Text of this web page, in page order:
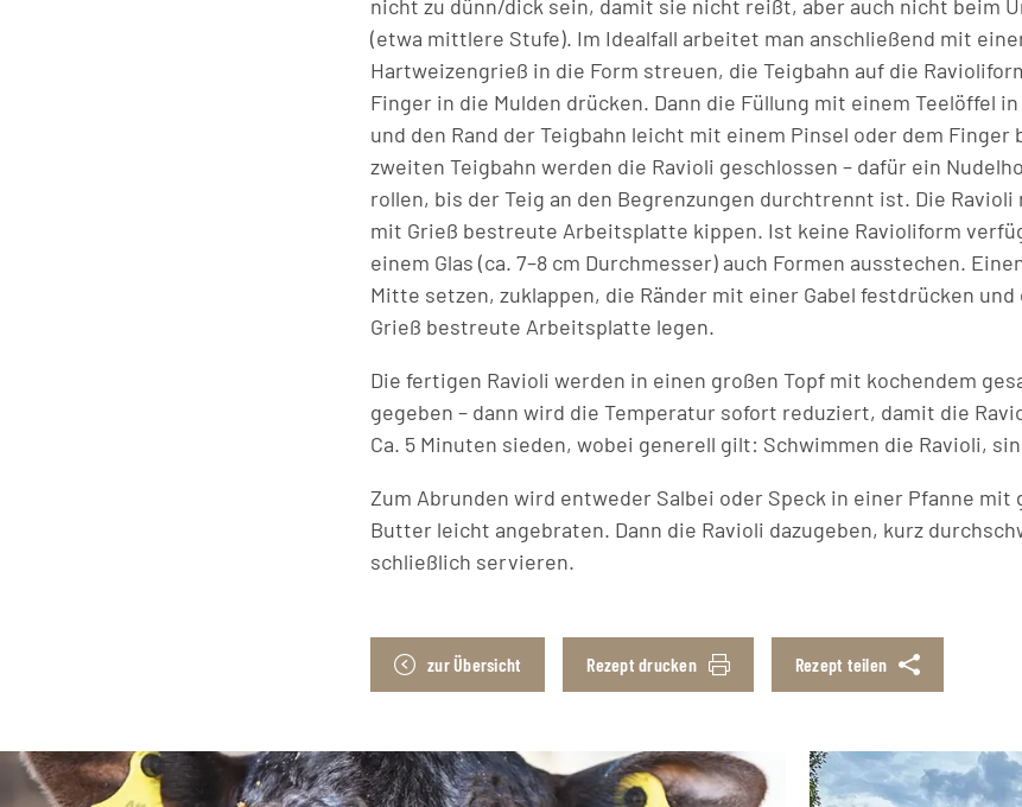
nicht zu dünn/dick sein, damit sie nicht reißt, aber auch nicht beim
(etwa mittlere Stufe). Im Idealfall arbeitet man anschließend mit
Hartweizengrieß in die Form streuen, die Teigbahn auf die
Finger in die Mulden drücken. Dann die Füllung mit einem Teelöffel
und den Rand der Teigbahn leicht mit einem Pinsel oder dem
zweiten Teigbahn werden die Ravioli geschlossen – dafür ein
rollen, bis der Teig an den Begrenzungen durchtrennt ist. Die
mit Grieß bestreute Arbeitsplatte kippen. Ist keine Ravioliform
einem Glas (ca. 7–8 cm Durchmesser) auch Formen ausstechen.
Mitte setzen, zuklappen, die Ränder mit einer Gabel festdrücken
Grieß bestreute Arbeitsplatte legen.
Die fertigen Ravioli werden in einen großen Topf mit kochendem
gegeben – dann wird die Temperatur sofort reduziert, damit die
Ca. 5 Minuten sieden, wobei generell gilt: Schwimmen die Ravioli,
Zum Abrunden wird entweder Salbei oder Speck in einer Pfanne mit
Butter leicht angebraten. Dann die Ravioli dazugeben, kurz
schließlich servieren.
zur Übersicht Rezept drucken Rezept teilen